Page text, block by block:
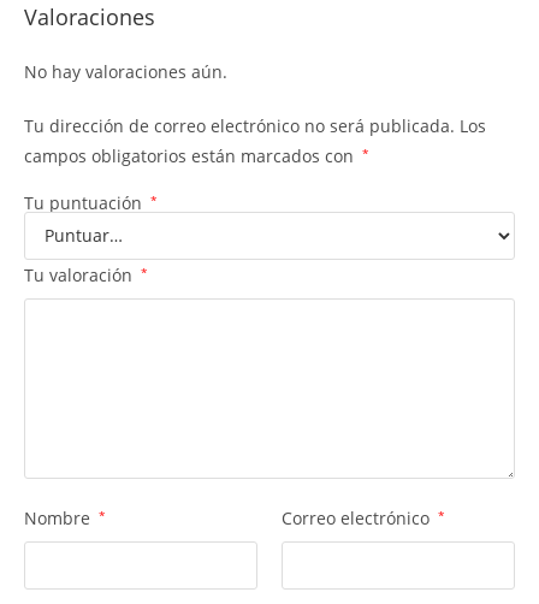
Valoraciones
No hay valoraciones aún.
Tu dirección de correo electrónico no será publicada. Los
campos obligatorios están marcados con *
Tu puntuación *
Tu valoración *
Nombre * Correo electrónico *